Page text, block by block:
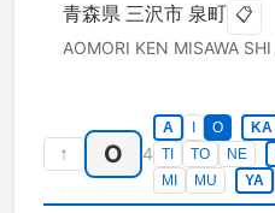
青森県 三沢市 泉町 📋
AOMORI KEN MISAWA SHI
↑ O 4
A O KA
TI
TO NE
MI
MU YA